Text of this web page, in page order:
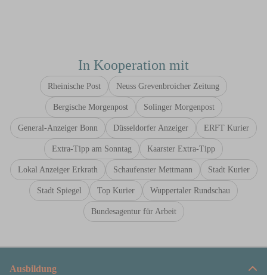
In Kooperation mit
Rheinische Post Neuss Grevenbroicher Zeitung
Bergische Morgenpost Solinger Morgenpost
General-Anzeiger Bonn Düsseldorfer Anzeiger ERFT Kurier
Extra-Tipp am Sonntag Kaarster Extra-Tipp
Lokal Anzeiger Erkrath Schaufenster Mettmann Stadt Kurier
Stadt Spiegel Top Kurier Wuppertaler Rundschau
Bundesagentur für Arbeit
Ausbildung